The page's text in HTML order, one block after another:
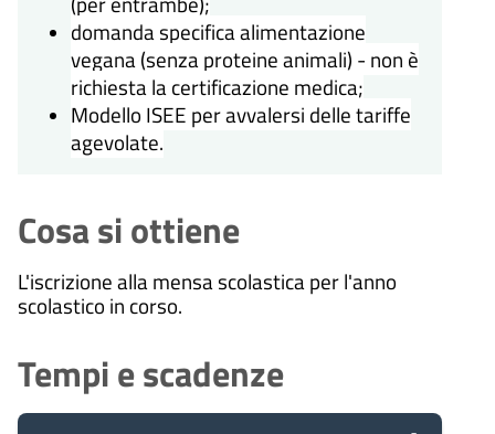
domanda specifica alimentazione
vegana (senza proteine animali) - non è
richiesta la certificazione medica;
Modello ISEE per avvalersi delle tariffe
agevolate.
Cosa si ottiene
L'iscrizione alla mensa scolastica per l'anno
scolastico in corso.
Tempi e scadenze